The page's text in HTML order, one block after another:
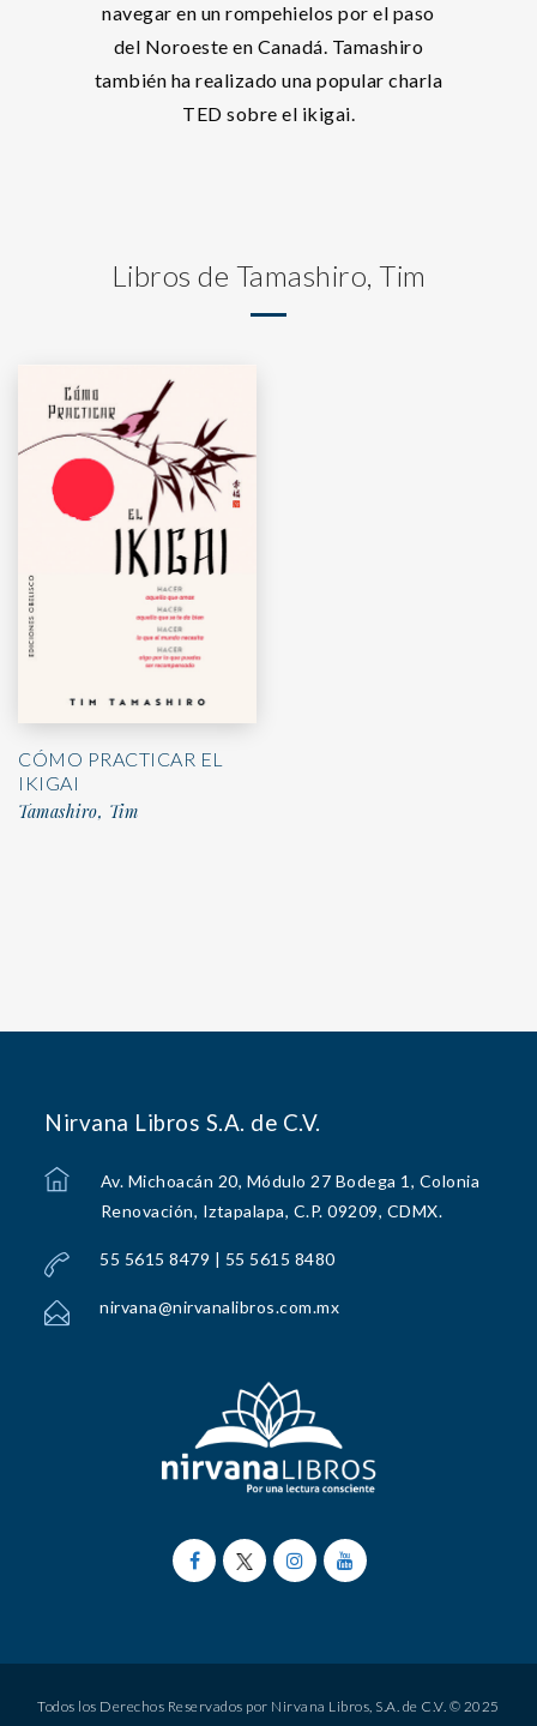
navegar en un rompehielos por el paso
del Noroeste en Canadá. Tamashiro
también ha realizado una popular charla
TED sobre el ikigai.
Libros de Tamashiro, Tim
CÓMO PRACTICAR EL
IKIGAI
Tamashiro, Tim
Nirvana Libros S.A. de C.V.
Av. Michoacán 20, Módulo 27 Bodega 1, Colonia
Renovación, Iztapalapa, C.P. 09209, CDMX.
55 5615 8479 | 55 5615 8480
nirvana@nirvanalibros.com.mx
Todos los Derechos Reservados por Nirvana Libros, S.A. de C.V. © 2025